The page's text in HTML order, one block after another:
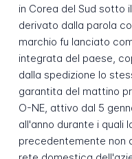
in Corea del Sud sotto
derivato dalla parola
marchio fu lanciato
integrata del paese,
dalla spedizione lo
garantita del mattino
O-NE, attivo dal 5
all'anno durante i quali
precedentemente non